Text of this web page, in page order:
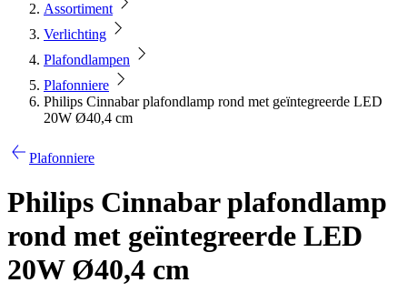
Assortiment
Verlichting
Plafondlampen
Plafonniere
Philips Cinnabar plafondlamp rond met geïntegreerde LED
20W Ø40,4 cm
Plafonniere
Philips Cinnabar plafondlamp
rond met geïntegreerde LED
20W Ø40,4 cm